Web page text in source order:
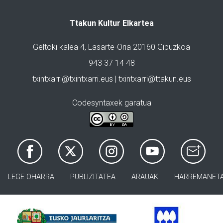
Ttakun Kultur Elkartea
Geltoki kalea 4, Lasarte-Oria 20160 Gipuzkoa
943 37 14 48
txintxarri@txintxarri.eus | txintxarri@ttakun.eus
Codesyntaxek garatua
LEGE OHARRA PUBLIZITATEA ARAUAK